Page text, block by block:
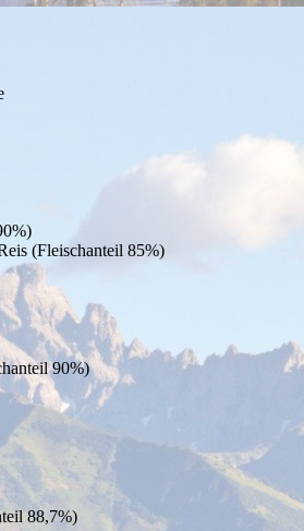
(Fleischanteil 85%)
90%)
88,7%)